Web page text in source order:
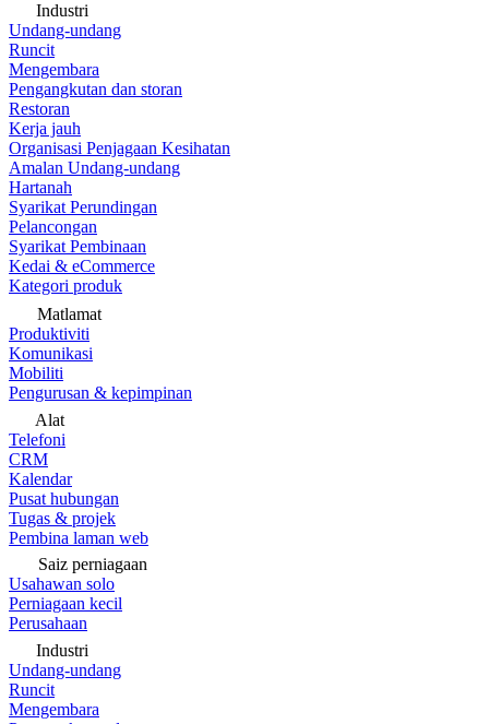
Industri
Undang-undang
Runcit
Mengembara
Pengangkutan dan storan
Restoran
Kerja jauh
Organisasi Penjagaan Kesihatan
Amalan Undang-undang
Hartanah
Syarikat Perundingan
Pelancongan
Syarikat Pembinaan
Kedai & eCommerce
Kategori produk
Matlamat
Produktiviti
Komunikasi
Mobiliti
Pengurusan & kepimpinan
Alat
Telefoni
CRM
Kalendar
Pusat hubungan
Tugas & projek
Pembina laman web
Saiz perniagaan
Usahawan solo
Perniagaan kecil
Perusahaan
Industri
Undang-undang
Runcit
Mengembara